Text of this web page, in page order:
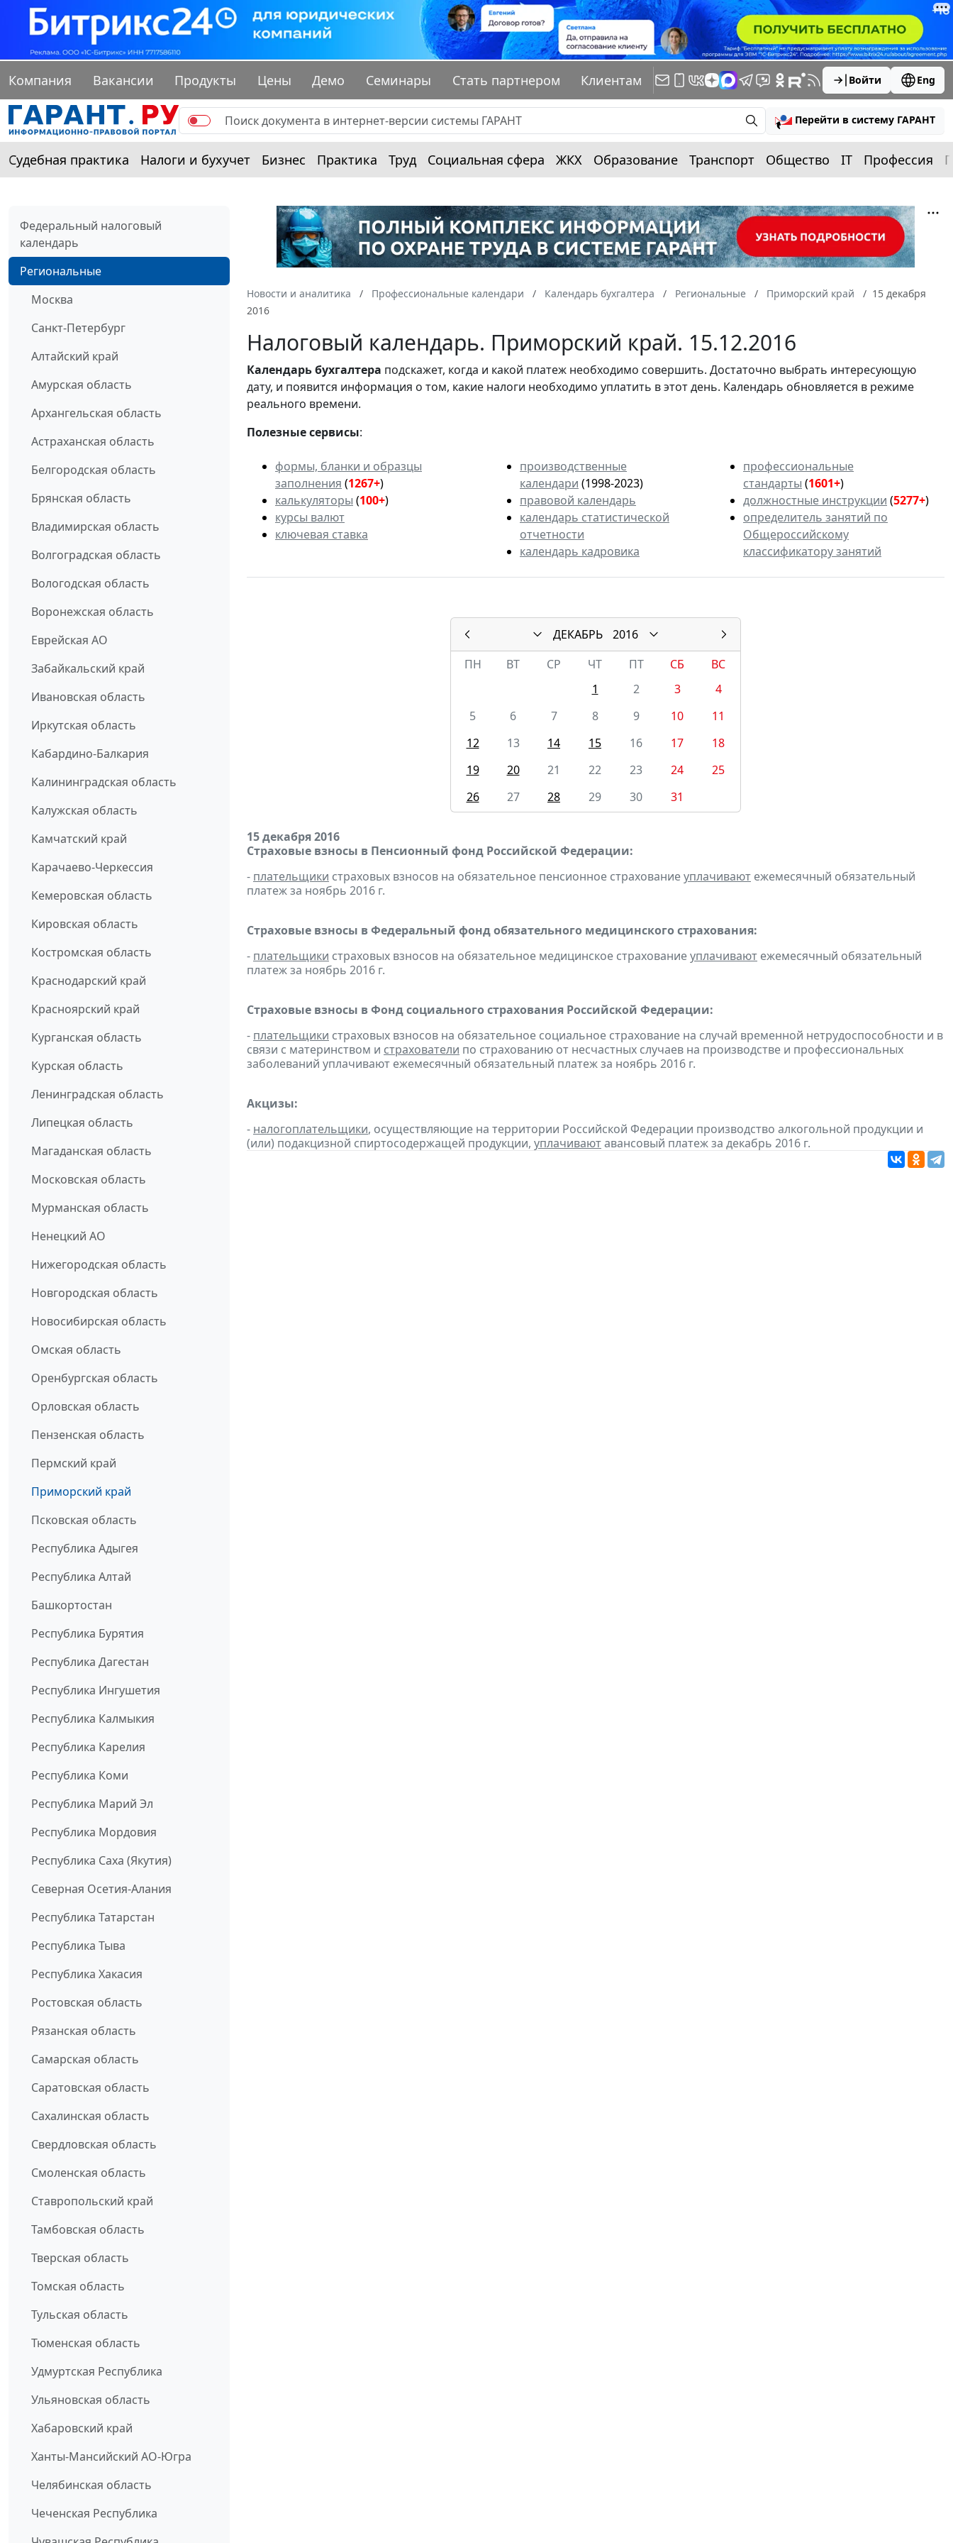
Компания Вакансии Продукты Цены Демо Семинары Стать партнером Клиентам Войти Eng
Перейти в систему ГАРАНТ
Судебная практика Налоги и бухучет Бизнес Практика Труд Социальная сфера ЖКХ Образование Транспорт Общество IT Профессия
Федеральный налоговый
календарь
Региональные
Москва
Санкт-Петербург
Алтайский край
Амурская область
Архангельская область
Астраханская область
Белгородская область
Брянская область
Владимирская область
Волгоградская область
Вологодская область
Воронежская область
Еврейская АО
Забайкальский край
Ивановская область
Иркутская область
Кабардино-Балкария
Калининградская область
Калужская область
Камчатский край
Карачаево-Черкессия
Кемеровская область
Кировская область
Костромская область
Краснодарский край
Красноярский край
Курганская область
Курская область
Ленинградская область
Липецкая область
Магаданская область
Московская область
Мурманская область
Ненецкий АО
Нижегородская область
Новгородская область
Новосибирская область
Омская область
Оренбургская область
Орловская область
Пензенская область
Пермский край
Приморский край
Псковская область
Республика Адыгея
Республика Алтай
Башкортостан
Республика Бурятия
Республика Дагестан
Республика Ингушетия
Республика Калмыкия
Республика Карелия
Республика Коми
Республика Марий Эл
Республика Мордовия
Республика Саха (Якутия)
Северная Осетия-Алания
Республика Татарстан
Республика Тыва
Республика Хакасия
Ростовская область
Рязанская область
Самарская область
Саратовская область
Сахалинская область
Свердловская область
Смоленская область
Ставропольский край
Тамбовская область
Тверская область
Томская область
Тульская область
Тюменская область
Удмуртская Республика
Ульяновская область
Хабаровский край
Ханты-Мансийский АО-Югра
Челябинская область
Чеченская Республика
Новости и аналитика Профессиональные календари Календарь бухгалтера Региональные Приморский край
15 декабря
2016
Налоговый календарь. Приморский край. 15.12.2016
Календарьбухгалтера подскажет, когда и какой платеж необходимо совершить. Достаточно выбрать интересующую
дату, и появится информация о том, какие налоги необходимо уплатить в этот день. Календарь обновляется в режиме
реального времени.
Полезные сервисы:
формы, бланки и образцы
заполнения (1267+)
калькуляторы (100+)
курсы валют
ключевая ставка
производственные
календари (1998-2023)
правовой календарь
календарь статистической
отчетности
календарь кадровика
профессиональные
стандарты (1601+)
должностные инструкции (5277+)
определитель занятий по
Общероссийскому
классификатору занятий
ДЕКАБРЬ
2016
ПН
ВТ СР ЧТ ПТ СБ
ВС
1
2 3
4
5
6 7 8 9 10
11
12
13 14 15 16 17
18
19
20 21 22 23 24
25
26
27 28 29 30 31
15 декабря 2016
Страховые взносы в Пенсионный фонд Российской Федерации:
- плательщики страховых взносов на обязательное пенсионное страхованиеуплачивают ежемесячный обязательный
платеж за ноябрь 2016 г.
Страховые взносы в Федеральный фонд обязательного медицинского страхования:
- плательщики страховых взносов на обязательное медицинское страхованиеуплачивают ежемесячный обязательный
платеж за ноябрь 2016 г.
Страховые взносы в Фонд социального страхования Российской Федерации:
- плательщики страховых взносов на обязательное социальное страхование на случай временной нетрудоспособности и в
связи с материнством и страхователи по страхованию от несчастных случаев на производстве и профессиональных
заболеваний уплачивают ежемесячный обязательный платеж за ноябрь 2016 г.
Акцизы:
- налогоплательщики, осуществляющие на территории Российской Федерации производство алкогольной продукции и
(или) подакцизной спиртосодержащей продукции, уплачиваютавансовый платеж за декабрь 2016 г.